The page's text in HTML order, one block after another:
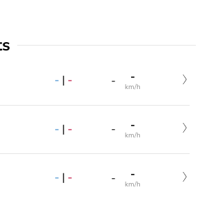
- | - - -
km/h
- | - - -
km/h
- | - - -
km/h